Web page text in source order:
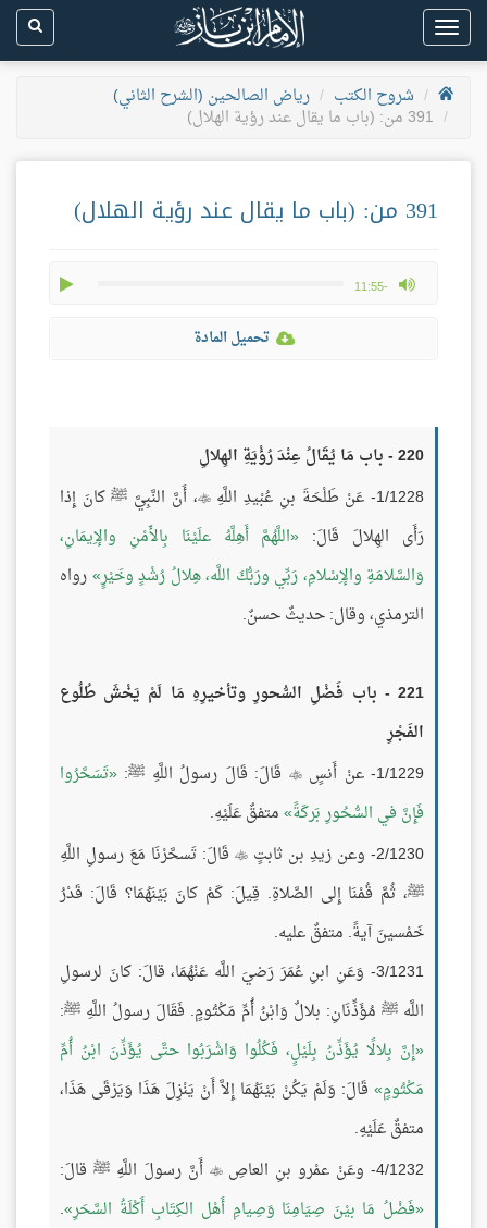
Toggle
navigation
شروح الكتب
رياض الصالحين (الشرح الثاني)
391 من: (باب ما يقال عند رؤية الهلال)
391 من: (باب ما يقال عند رؤية الهلال)
-11:55
max volume
تحميل المادة
220 - باب مَا يُقَالُ عِنْدَ رُؤْيَةِ الهِلالِ
1/1228- عَنْ طَلْحَةَ بنِ عُبْيدِ اللَّهِ
، أَنَّ النَّبِيَّ ﷺ كانَ إِذا
رَأَى الهِلالَ قَالَ:
اللَّهُمَّ أَهِلَّهُ علَيْنَا بِالأَمْنِ والإِيمَانِ،
وَالسَّلامَةِ والإِسْلامِ، رَبِّي ورَبُّكَ اللَّه، هِلالُ رُشْدٍ وخَيْرٍ رواه
الترمذي، وقال: حديثٌ حسنٌ.
221 - باب فَضْلِ السُّحورِ وتأخيرِهِ مَا لَمْ يَخْشَ طُلُوع
الفَجْرِ
1/1229- عنْ أَنسٍ
 قَالَ: قَالَ رسولُ اللَّهِ ﷺ: تَسَحَّرُوا
فَإِنَّ في السُّحُورِ بَركَةً متفقٌ عَلَيْهِ.
2/1230- وعن زيدِ بن ثابتٍ
 قَالَ: تَسحَّرْنَا مَعَ رسولِ اللَّهِ
ﷺ، ثُمَّ قُمْنَا إِلى الصَّلاةِ. قِيلَ: كَمْ كانَ بَيْنَهُمَا؟ قَالَ: قَدْرُ
خَمْسينَ آيةً. متفقٌ عليه.
3/1231- وَعَنِ ابنِ عُمَرَ رَضيَ اللَّه عَنْهُمَا، قالَ: كانَ لرسولِ
اللَّه ﷺ مُؤَذِّنَانِ: بلالٌ وَابْنُ أُمِّ مَكْتُومٍ. فَقَالَ رسولُ اللَّهِ ﷺ:
إِنَّ بِلالًا يُؤَذِّنُ بِلَيْلٍ، فَكُلُوا وَاشْرَبُوا حتَّى يُؤَذِّنَ ابْنُ أُمِّ
مَكْتُومٍ قَالَ: وَلَمْ يَكُنْ بَيْنَهُمَا إِلاَّ أَنْ يَنْزِلَ هَذَا وَيَرْقَى هَذَا،
متفقٌ عَلَيْهِ.
4/1232- وعَنْ عمْرو بنِ العاصِ
 أَنَّ رسولَ اللَّهِ ﷺ قالَ:
فَضْلُ مَا بيْنَ صِيَامِنَا وَصِيامِ أَهْل الكِتَابِ أَكْلَةُ السَّحَرِ .